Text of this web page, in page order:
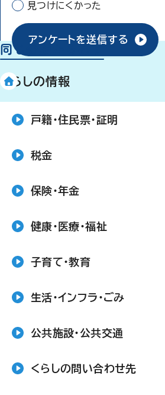
見つけにくかった
アンケートを送信する
同じ分類から探す
くらしの情報
戸籍・住民票・証明
税金
保険・年金
健康・医療・福祉
子育て・教育
生活・インフラ・ごみ
公共施設・公共交通
くらしの問い合わせ先